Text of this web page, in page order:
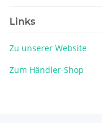
Links
Zu unserer Website
Zum Händler-Shop